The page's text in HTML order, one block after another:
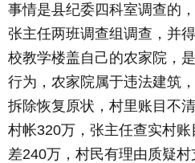
事情是县纪委四科室调查的
张主任两班调查组调查，并
校教学楼盖自己的农家院，
行为，农家院属于违法建筑
拆除恢复原状，村里账目不
村帐320万，张主任查实村
差240万，村民有理由质疑